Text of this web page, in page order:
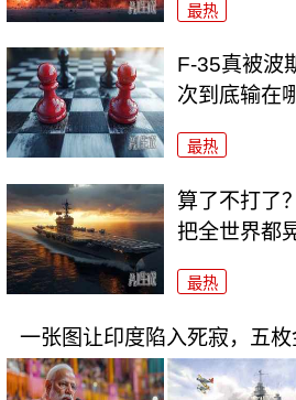
最热
F-35真被波
次到底输在
最热
算了不打了
把全世界都
最热
一张图让印度陷入死寂，五